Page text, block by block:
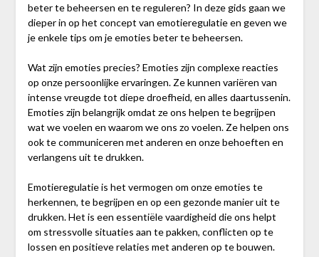
beter te beheersen en te reguleren? In deze gids gaan we
dieper in op het concept van emotieregulatie en geven we
je enkele tips om je emoties beter te beheersen.
Wat zijn emoties precies? Emoties zijn complexe reacties
op onze persoonlijke ervaringen. Ze kunnen variëren van
intense vreugde tot diepe droefheid, en alles daartussenin.
Emoties zijn belangrijk omdat ze ons helpen te begrijpen
wat we voelen en waarom we ons zo voelen. Ze helpen ons
ook te communiceren met anderen en onze behoeften en
verlangens uit te drukken.
Emotieregulatie is het vermogen om onze emoties te
herkennen, te begrijpen en op een gezonde manier uit te
drukken. Het is een essentiële vaardigheid die ons helpt
om stressvolle situaties aan te pakken, conflicten op te
lossen en positieve relaties met anderen op te bouwen.